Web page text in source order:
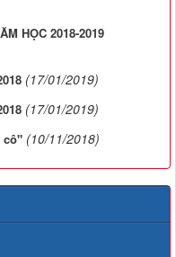
HỌC 2018-2019
(17/01/2019)
(17/01/2019)
cô" (10/11/2018)